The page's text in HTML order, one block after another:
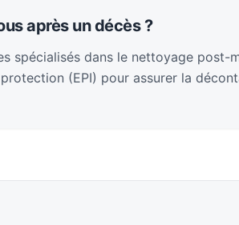
après un décès ?
spécialisés dans le nettoyage
(EPI) pour assurer la